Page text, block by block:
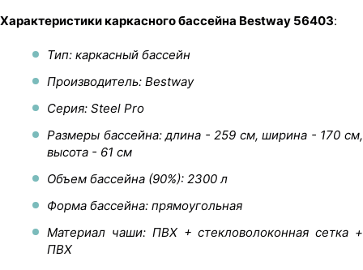
Характеристики каркасного бассейна Bestway 56403:
Тип: каркасный бассейн
Производитель: Bestway
Серия: Steel Pro
Размеры бассейна: длина - 259 см, ширина - 170 см,
высота - 61 см
Объем бассейна (90%): 2300 л
Форма бассейна: прямоугольная
Материал чаши: ПВХ + стекловолоконная сетка +
ПВХ